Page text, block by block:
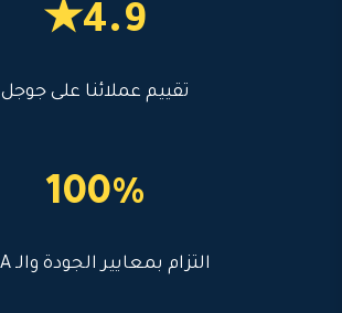
4.9★
تقييم عملائنا على جوجل
100%
التزام بمعايير الجودة والـ SLA